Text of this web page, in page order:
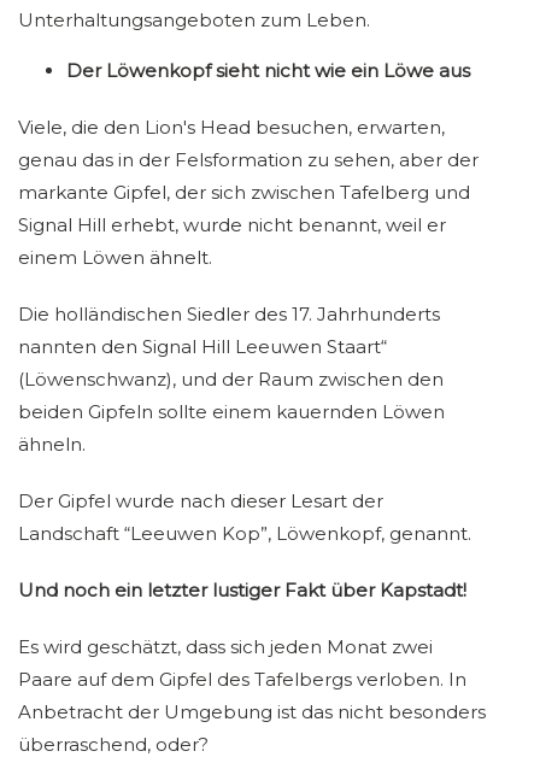
Unterhaltungsangeboten zum Leben.
Der Löwenkopf sieht nicht wie ein Löwe aus
Viele, die den Lion's Head besuchen, erwarten,
genau das in der Felsformation zu sehen, aber der
markante Gipfel, der sich zwischen Tafelberg und
Signal Hill erhebt, wurde nicht benannt, weil er
einem Löwen ähnelt.
Die holländischen Siedler des 17. Jahrhunderts
nannten den Signal Hill Leeuwen Staart“
(Löwenschwanz), und der Raum zwischen den
beiden Gipfeln sollte einem kauernden Löwen
ähneln.
Der Gipfel wurde nach dieser Lesart der
Landschaft “Leeuwen Kop”, Löwenkopf, genannt.
Und noch ein letzter lustiger Fakt über Kapstadt!
Es wird geschätzt, dass sich jeden Monat zwei
Paare auf dem Gipfel des Tafelbergs verloben. In
Anbetracht der Umgebung ist das nicht besonders
überraschend, oder?